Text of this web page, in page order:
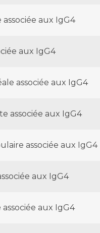
aux IgG4
aux IgG4
associée aux IgG4
associée aux IgG4
associée aux IgG4
aux IgG4
aux IgG4